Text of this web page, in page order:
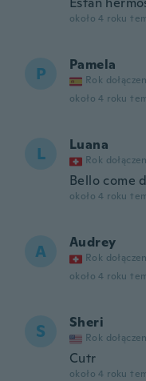
około 4 roku
P Pamela
Rok
około 4 roku
L Luana
Rok
Bello come
około 4 roku
A Audrey
Rok
około 4 roku
S Sheri
Rok
Cutr
około 4 roku